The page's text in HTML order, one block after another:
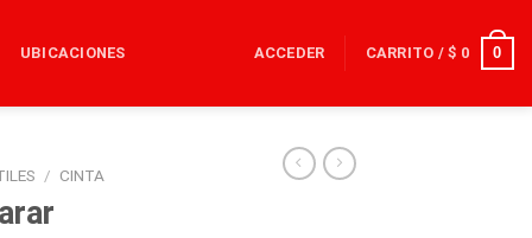
UBICACIONES ACCEDER CARRITO /$ 0 0
/ CINTA